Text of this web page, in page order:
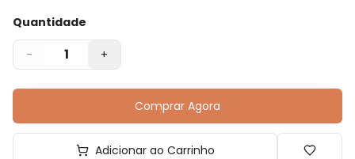
Quantidade
- 1 +
Comprar Agora
Adicionar ao Carrinho